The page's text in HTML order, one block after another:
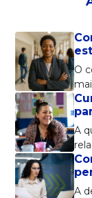
O
A
A